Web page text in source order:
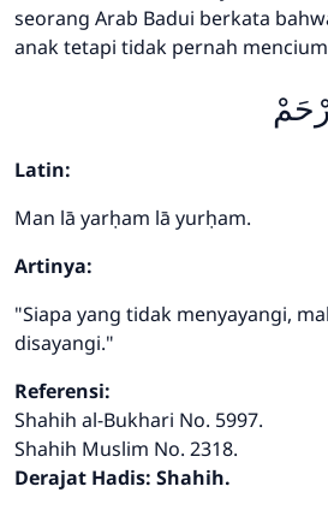
seorang Arab Badui berkata
anak tetapi tidak pernah
Latin:
Man lā yarḥam lā yurḥam.
Artinya:
"Siapa yang tidak menyayangi,
disayangi."
Referensi:
Shahih al-Bukhari No. 5997.
Shahih Muslim No. 2318.
Derajat Hadis: Shahih.